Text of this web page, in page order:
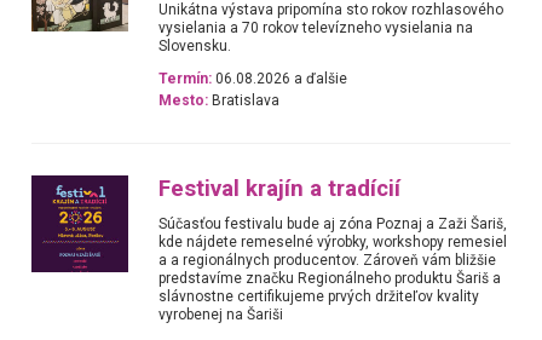
Unikátna výstava pripomína sto rokov rozhlasového
vysielania a 70 rokov televízneho vysielania na
Slovensku.
Termín: 06.08.2026 a ďalšie
Mesto: Bratislava
Festival krajín a tradícií
Súčasťou festivalu bude aj zóna Poznaj a Zaži Šariš,
kde nájdete remeselné výrobky, workshopy remesiel
a a regionálnych producentov. Zároveň vám bližšie
predstavíme značku Regionálneho produktu Šariš a
slávnostne certifikujeme prvých držiteľov kvality
vyrobenej na Šariši